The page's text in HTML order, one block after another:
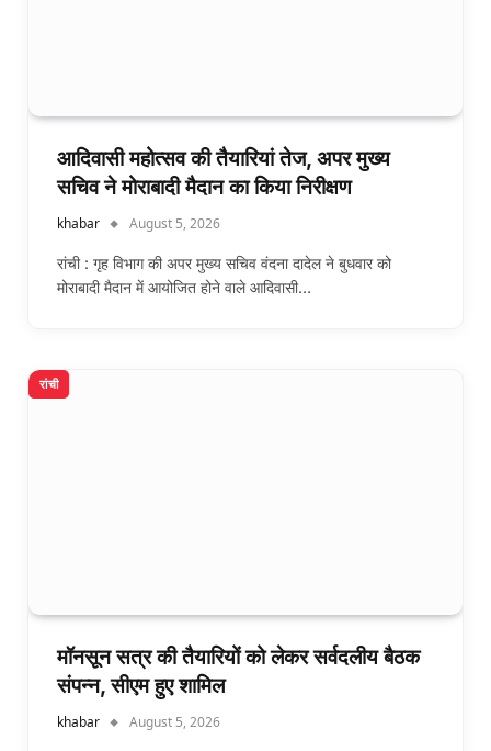
आदिवासी महोत्सव की तैयारियां तेज, अपर मुख्य
सचिव ने मोराबादी मैदान का किया निरीक्षण
khabar August 5, 2026
रांची : गृह विभाग की अपर मुख्य सचिव वंदना दादेल ने बुधवार को
मोराबादी मैदान में आयोजित होने वाले आदिवासी…
रांची
मॉनसून सत्र की तैयारियों को लेकर सर्वदलीय बैठक
संपन्न, सीएम हुए शामिल
khabar August 5, 2026